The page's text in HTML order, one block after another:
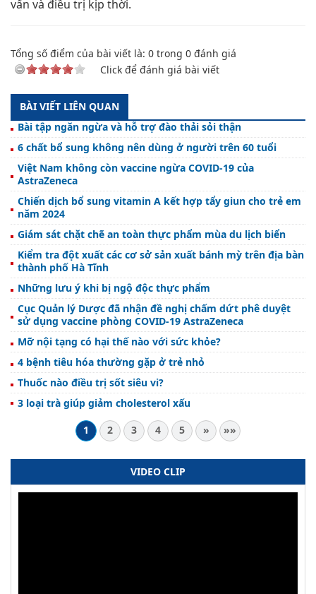
vấn và điều trị kịp thời.
Tổng số điểm của bài viết là: 0 trong 0 đánh giá
Click để đánh giá bài viết
BÀI VIẾT LIÊN QUAN
Bài tập ngăn ngừa và hỗ trợ đào thải sỏi thận
6 chất bổ sung không nên dùng ở người trên 60 tuổi
Việt Nam không còn vaccine ngừa COVID-19 của
AstraZeneca
Chiến dịch bổ sung vitamin A kết hợp tẩy giun cho trẻ em
năm 2024
Giám sát chặt chẽ an toàn thực phẩm mùa du lịch biển
Kiểm tra đột xuất các cơ sở sản xuất bánh mỳ trên địa bàn
thành phố Hà Tĩnh
Những lưu ý khi bị ngộ độc thực phẩm
Cục Quản lý Dược đã nhận đề nghị chấm dứt phê duyệt
sử dụng vaccine phòng COVID-19 AstraZeneca
Mỡ nội tạng có hại thế nào với sức khỏe?
4 bệnh tiêu hóa thường gặp ở trẻ nhỏ
Thuốc nào điều trị sốt siêu vi?
3 loại trà giúp giảm cholesterol xấu
1
2 3 4 5 » »»
VIDEO CLIP